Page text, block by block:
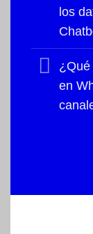
los
en